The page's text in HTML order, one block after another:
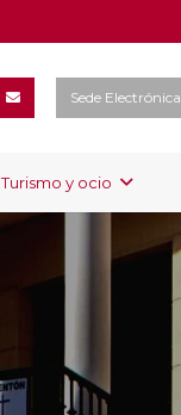
Sede Electrónica
Turismo y ocio